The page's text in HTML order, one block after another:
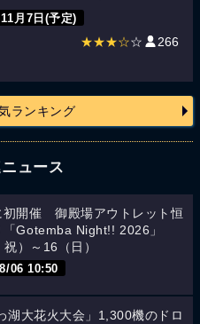
月7日(予定)
★★★☆☆ 266
ランキング
ュース
初開催 御殿場アウトレット恒
「Gotemba Night!! 2026」
）～16（日）
06 10:50
湖大花火大会」1,300機のドロ